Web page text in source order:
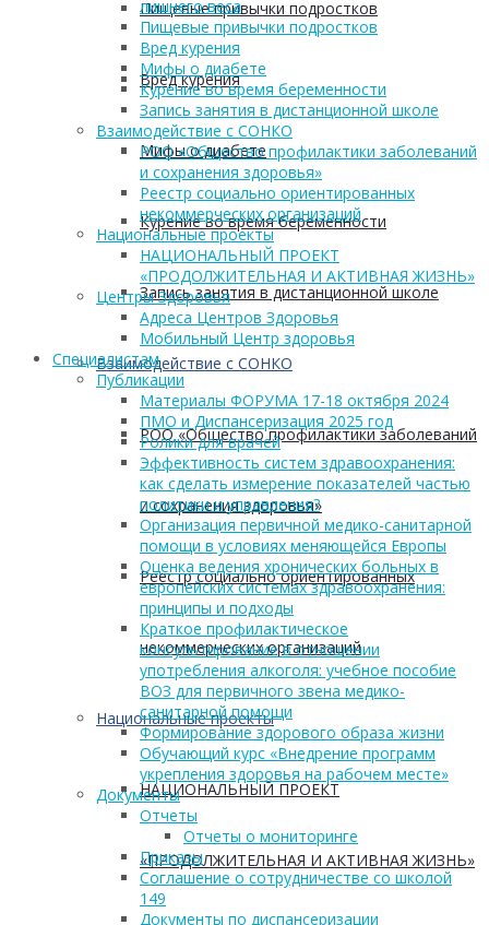
Пищевые привычки подростков
Вред курения
Мифы о диабете
Курение во время беременности
Запись занятия в дистанционной школе
Взаимодействие с СОНКО
РОО «Общество профилактики заболеваний
и сохранения здоровья»
Реестр социально ориентированных
некоммерческих организаций
Национальные проекты
НАЦИОНАЛЬНЫЙ ПРОЕКТ
«ПРОДОЛЖИТЕЛЬНАЯ И АКТИВНАЯ ЖИЗНЬ»
лишнего веса
Пищевые привычки подростков
Вред курения
Мифы о диабете
Курение во время беременности
Запись занятия в дистанционной школе
Взаимодействие с СОНКО
РОО «Общество профилактики заболеваний
и сохранения здоровья»
Реестр социально ориентированных
некоммерческих организаций
Национальные проекты
НАЦИОНАЛЬНЫЙ ПРОЕКТ
«ПРОДОЛЖИТЕЛЬНАЯ И АКТИВНАЯ ЖИЗНЬ»
Центры Здоровья
Адреса Центров Здоровья
Мобильный Центр здоровья
Cпециалистам
Публикации
Материалы ФОРУМА 17-18 октября 2024
ПМО и Диспансеризация 2025 год
Ролики для врачей
Эффективность систем здравоохранения:
как сделать измерение показателей частью
политики и управления?
Организация первичной медико-санитарной
помощи в условиях меняющейся Европы
Оценка ведения хронических больных в
европейских системах здравоохранения:
принципы и подходы
Краткое профилактическое
консультирование в отношении
употребления алкоголя: учебное пособие
ВОЗ для первичного звена медико-
санитарной помощи
Формирование здорового образа жизни
Обучающий курс «Внедрение программ
укрепления здоровья на рабочем месте»
Документы
Отчеты
Отчеты о мониторинге
Приказы
Соглашение о сотрудничестве со школой
149
Документы по диспансеризации